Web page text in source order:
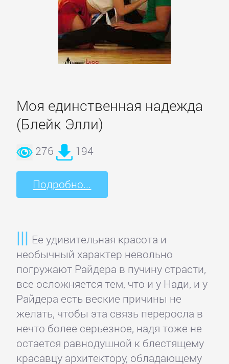
Моя единственная надежда
(Блейк Элли)
276 194
Подробно...
Ее удивительная красота и
необычный характер невольно
погружают Райдера в пучину страсти,
все осложняется тем, что и у Нади, и у
Райдера есть веские причины не
желать, чтобы эта связь переросла в
нечто более серьезное, надя тоже не
остается равнодушной к блестящему
красавцу архитектору, обладающему
Литература
Эпос
Русская
классика
Советская
литература
Старинная
литература:
прочее
КОМПЬЮТЕРНАЯ
ЛИТЕРАТУРА
Базы